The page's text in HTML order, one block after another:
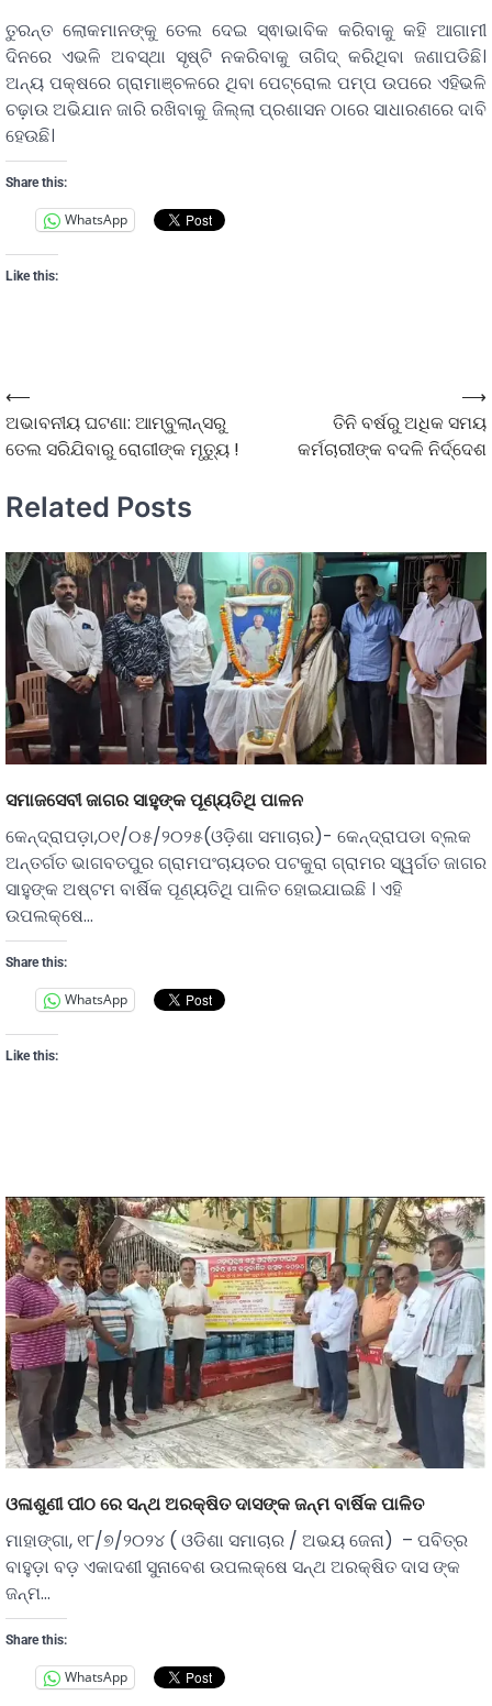
ତୁରନ୍ତ ଲୋକମାନଙ୍କୁ ତେଲ ଦେଇ ସ୍ଵାଭାବିକ କରିବାକୁ କହି ଆଗାମୀ
ଦିନରେ ଏଭଳି ଅବସ୍ଥା ସୃଷ୍ଟି ନକରିବାକୁ ତାଗିଦ୍ କରିଥିବା ଜଣାପଡିଛି।
ଅନ୍ୟ ପକ୍ଷରେ ଗ୍ରାମାଞ୍ଚଳରେ ଥିବା ପେଟ୍ରୋଲ ପମ୍ପ ଉପରେ ଏହିଭଳି
ଚଢ଼ାଉ ଅଭିଯାନ ଜାରି ରଖିବାକୁ ଜିଲ୍ଲା ପ୍ରଶାସନ ଠାରେ ସାଧାରଣରେ ଦାବି
ହେଉଛି।
Share this:
WhatsApp
Like this:
⟵
ଅଭାବନୀୟ ଘଟଣା: ଆମ୍ବୁଲାନ୍ସରୁ
ତେଲ ସରିଯିବାରୁ ରୋଗୀଙ୍କ ମୃତ୍ୟୁ !
ତିନି ବର୍ଷରୁ ଅଧିକ ସମୟ
କର୍ମଚାରୀଙ୍କ ବଦଳି ନିର୍ଦ୍ଦେଶ
⟶
Related Posts
ସମାଜସେବୀ ଜାଗର ସାହୁଙ୍କ ପୂଣ୍ୟତିଥି ପାଳନ
କେନ୍ଦ୍ରାପଡ଼ା,୦୧/୦୫/୨୦୨୫(ଓଡ଼ିଶା ସମାଚାର)- କେନ୍ଦ୍ରାପଡା ବ୍ଲକ
ଅନ୍ତର୍ଗତ ଭାଗବତପୁର ଗ୍ରାମପଂଚାୟତର ପଟକୁରା ଗ୍ରାମର ସ୍ୱର୍ଗତ ଜାଗର
ସାହୁଙ୍କ ଅଷ୍ଟମ ବାର୍ଷିକ ପୂଣ୍ୟତିଥି ପାଳିତ ହୋଇଯାଇଛି । ଏହି
ଉପଲକ୍ଷେ…
Share this:
WhatsApp
Like this:
ଓଳାଶୁଣୀ ପୀଠ ରେ ସନ୍ଥ ଅରକ୍ଷିତ ଦାସଙ୍କ ଜନ୍ମ ବାର୍ଷିକ ପାଳିତ
ମାହାଙ୍ଗା, ୧୮/୭/୨୦୨୪ ( ଓଡିଶା ସମାଚାର / ଅଭୟ ଜେନା) – ପବିତ୍ର
ବାହୁଡ଼ା ବଡ଼ ଏକାଦଶୀ ସୁନାବେଶ ଉପଲକ୍ଷେ ସନ୍ଥ ଅରକ୍ଷିତ ଦାସ ଙ୍କ
ଜନ୍ମ…
Share this:
WhatsApp